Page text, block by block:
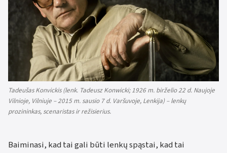
Tadeušas Konvickis (lenk. Tadeusz Konwicki; 1926 m. birželio 22 d. Naujoje
Vilnioje, Vilniuje – 2015 m. sausio 7 d. Varšuvoje, Lenkija) – lenkų
prozininkas, scenaristas ir režisierius.
Baiminasi, kad tai gali būti lenkų spąstai, kad tai